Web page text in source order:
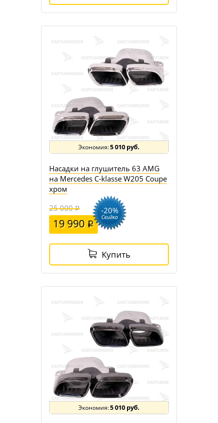
5 010 руб.
Насадки на глушитель 63 AMG
на Mercedes C-klasse W205 Coupe
хром
25 000
19 990
-20%
Скидка
Купить
5 010 руб.